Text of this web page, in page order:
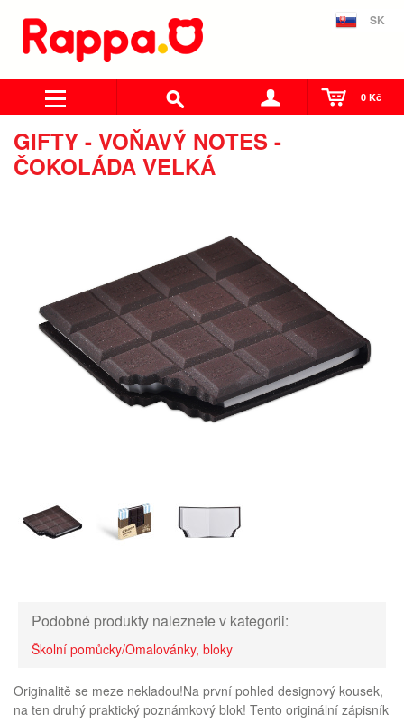
SK
0 Kč
GIFTY - VOŇAVÝ NOTES -
ČOKOLÁDA VELKÁ
Podobné produkty naleznete v kategorii:
Školní pomůcky/Omalovánky, bloky
Originalitě se meze nekladou!Na první pohled designový kousek,
na ten druhý praktický poznámkový blok! Tento originální zápisník